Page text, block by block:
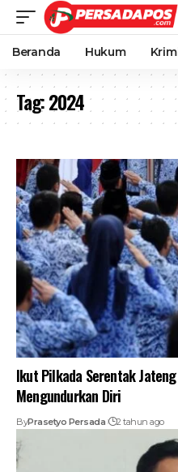
Beranda Hukum
Tag:2024
Ikut Pilkada Serentak
Mengundurkan Diri
ByPrasetyo Persada 2 tahun ago